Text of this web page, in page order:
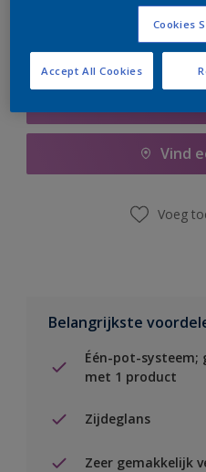
Vind
Voeg
Belangrijkste
Één-pot-systeem;
met 1 product
Zijdeglans
Zeer gemakkelijk
Cookies
Accept All Cookies